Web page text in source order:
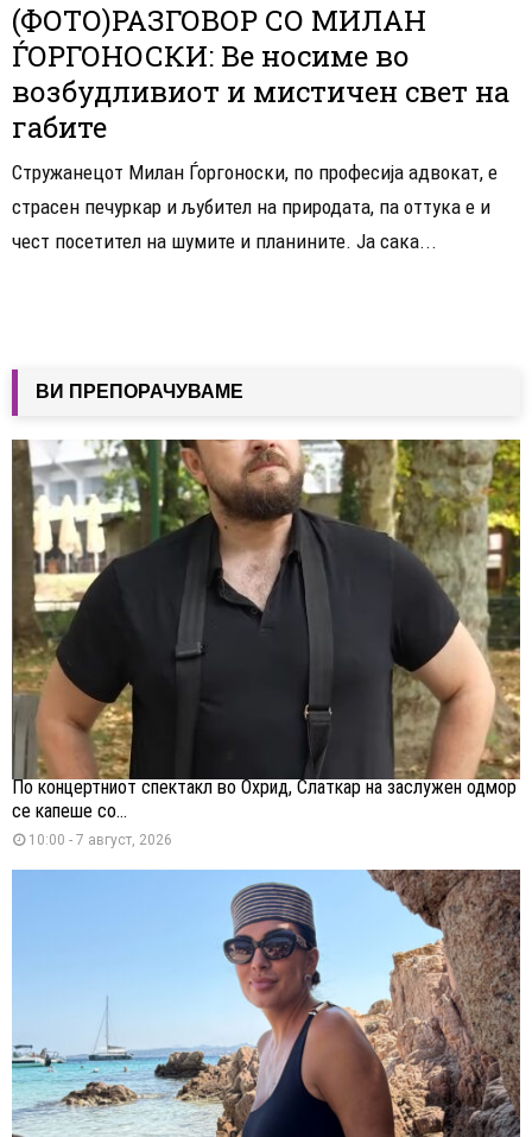
(ФОТО)РАЗГОВОР СО МИЛАН
ЃОРГОНОСКИ: Ве носиме во
возбудливиот и мистичен свет на
габите
Стружанецот Милан Ѓоргоноски, по професија адвокат, е
страсен печуркар и љубител на природата, па оттука е и
чест посетител на шумите и планините. Ја сака...
ВИ ПРЕПОРАЧУВАМЕ
По концертниот спектакл во Охрид, Слаткар на заслужен одмор
се капеше со...
10:00 - 7 август, 2026